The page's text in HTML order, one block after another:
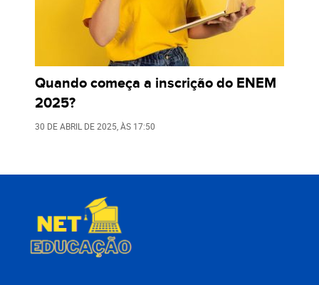
Quando começa a inscrição do ENEM
2025?
30 DE ABRIL DE 2025 , ÀS 17:50